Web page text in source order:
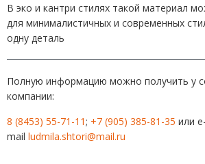
В эко и кантри стилях такой материал
для минималистичных и современных
одну деталь
Полную информацию можно получить у
компании:
8 (8453) 55-71-11; +7 (905) 385-81-35 или e-
mail ludmila.shtori@mail.ru